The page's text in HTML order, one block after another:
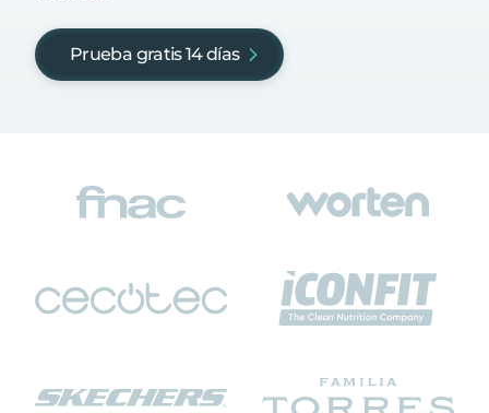
Prueba gratis 14 días